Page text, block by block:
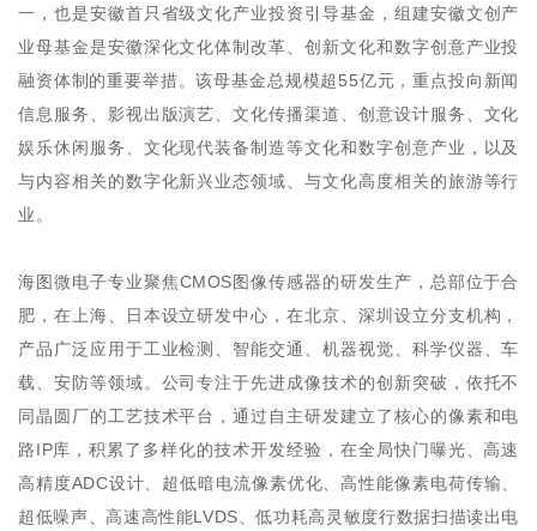
一，也是安徽首只省级文化产业投资引导基金，组建安徽文创产
业母基金是安徽深化文化体制改革、创新文化和数字创意产业投
融资体制的重要举措。该母基金总规模超55亿元，重点投向新闻
信息服务、影视出版演艺、文化传播渠道、创意设计服务、文化
娱乐休闲服务、文化现代装备制造等文化和数字创意产业，以及
与内容相关的数字化新兴业态领域、与文化高度相关的旅游等行
业。
海图微电子专业聚焦CMOS图像传感器的研发生产，总部位于合
肥，在上海、日本设立研发中心，在北京、深圳设立分支机构，
产品广泛应用于工业检测、智能交通、机器视觉、科学仪器、车
载、安防等领域。公司专注于先进成像技术的创新突破，依托不
同晶圆厂的工艺技术平台，通过自主研发建立了核心的像素和电
路IP库，积累了多样化的技术开发经验，在全局快门曝光、高速
高精度ADC设计、超低暗电流像素优化、高性能像素电荷传输、
超低噪声、高速高性能LVDS、低功耗高灵敏度行数据扫描读出电